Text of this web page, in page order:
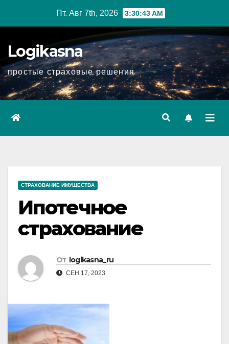
Пт. Авг 7th, 2026 3:30:44 AM
Logikasna
простые страховые решения
СТРАХОВАНИЕ ИМУЩЕСТВА
Ипотечное
страхование
От logikasna_ru
СЕН 17, 2023